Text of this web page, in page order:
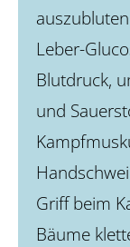
Leber-
Blutdruck,
und
Griff beim
Bäume